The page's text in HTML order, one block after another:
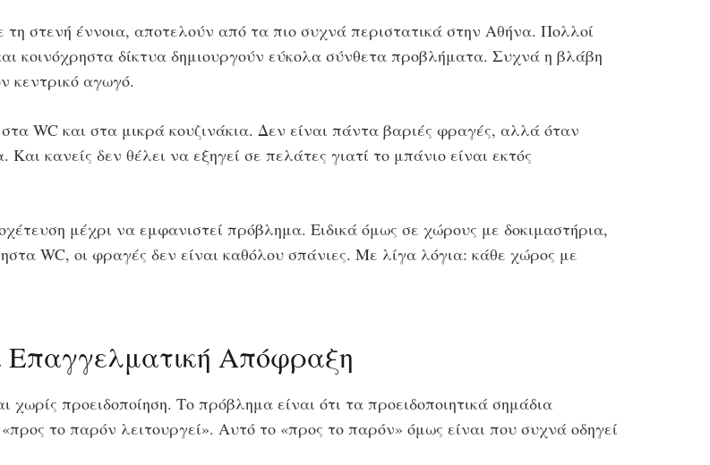
τη στενή έννοια, αποτελούν από τα πιο συχνά περιστατικά στην Αθήνα. Πολλοί
κοινόχρηστα δίκτυα δημιουργούν εύκολα σύνθετα προβλήματα. Συχνά η βλάβη
κεντρικό αγωγό.
WC και στα μικρά κουζινάκια. Δεν είναι πάντα βαριές φραγές, αλλά όταν
κανείς δεν θέλει να εξηγεί σε πελάτες γιατί το μπάνιο είναι εκτός
μέχρι να εμφανιστεί πρόβλημα. Ειδικά όμως σε χώρους με δοκιμαστήρια,
WC, οι φραγές δεν είναι καθόλου σπάνιες. Με λίγα λόγια: κάθε χώρος με
Επαγγελματική Απόφραξη
προειδοποίηση. Το πρόβλημα είναι ότι τα προειδοποιητικά σημάδια
το παρόν λειτουργεί». Αυτό το «προς το παρόν» όμως είναι που συχνά οδηγεί